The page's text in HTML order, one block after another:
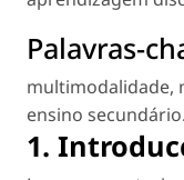
Palavras-
multimodalidade,
ensino secundário.
1.